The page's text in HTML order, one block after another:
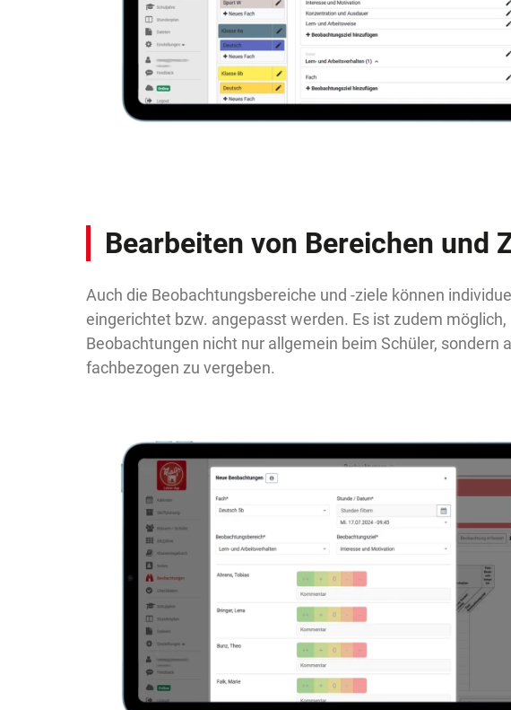
Bearbeiten von Bereichen und
Auch die Beobachtungsbereiche und -ziele können
eingerichtet bzw. angepasst werden. Es ist zudem möglich,
Beobachtungen nicht nur allgemein beim Schüler, sondern
fachbezogen zu vergeben.